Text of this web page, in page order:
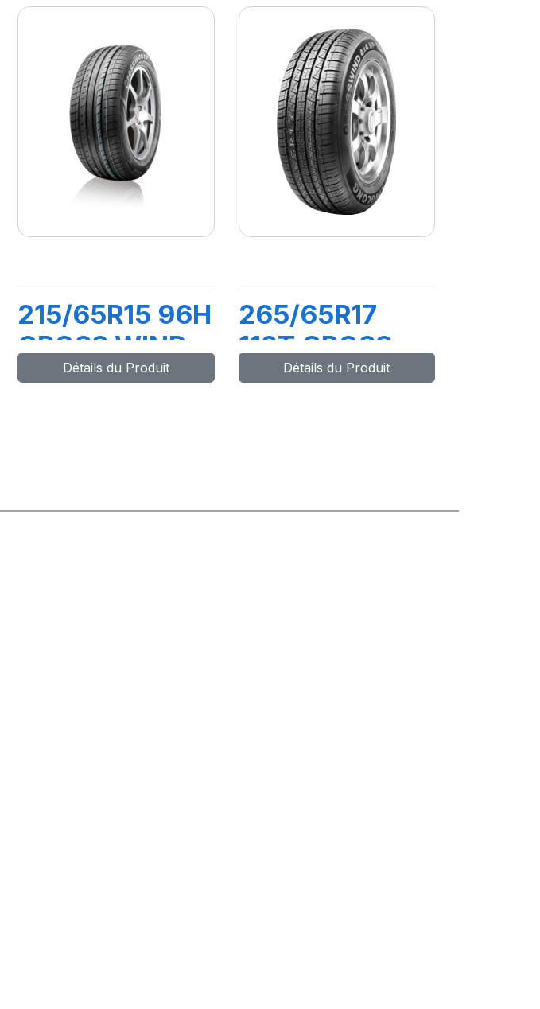
215/65R15 96H
CROSS WIND
HP010Détails du Produit
265/65R17
112T CROSS
WIND AT100
Détails du Produit